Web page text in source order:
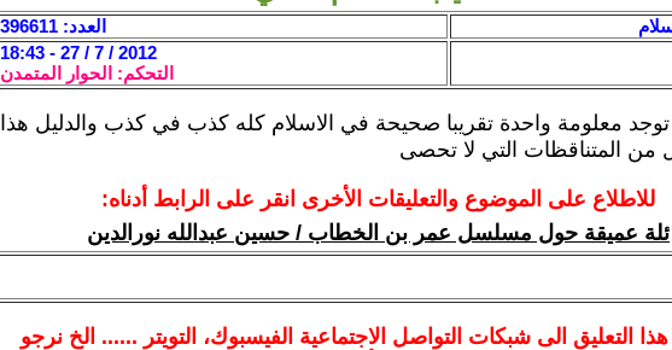
العدد: 396611
2012 / 7 / 27 - 18:43
التحكم: الحوار المتمدن
معلومة واحدة تقريبا صحيحة في الاسلام كله كذب في كذب والدليل هذا
من المتناقظات التي لا تحصى
للاطلاع على الموضوع والتعليقات الأخرى انقر على الرابط أدناه:
ئلة عميقة حول مسلسل عمر بن الخطاب / حسين عبدالله نورالدين
هذا التعليق الى شبكات التواصل الاجتماعية الفيسبوك، التويتر ...... الخ نرجو